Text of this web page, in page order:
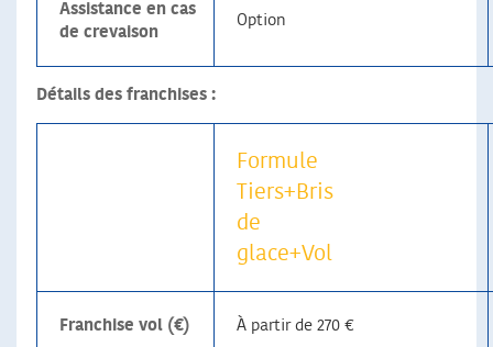
Assistance en cas
de crevaison
Option
Détails des franchises :
Formule
Tiers+Bris
de
glace+Vol
Franchise vol (€) À partir de 270 €